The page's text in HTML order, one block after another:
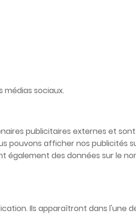
sociaux.
publicitaires externes et
pouvons afficher nos
également des données sur le
Ils apparaîtront dans l'une